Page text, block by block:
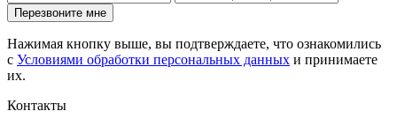
Перезвоните мне
Нажимая кнопку выше, вы подтверждаете, что ознакомились
с Условиями обработки персональных данных и принимаете
их.
Контакты